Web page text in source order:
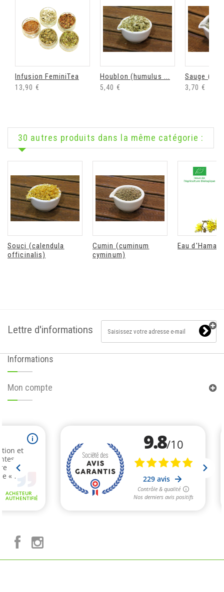
Infusion FeminiTea
13,90 €
Houblon (humulus ...
5,40 €
Sauge
3,70 €
30 autres produits dans la même catégorie :
Souci (calendula
officinalis)
Cumin (cuminum
cyminum)
Eau
Lettre d'informations
Informations
Mon compte